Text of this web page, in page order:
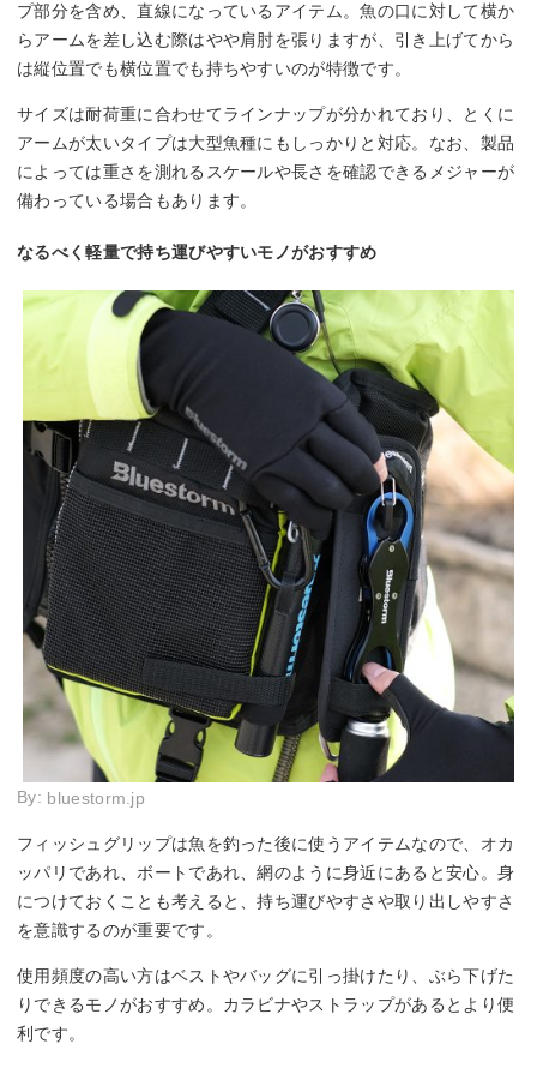
プ部分を含め、直線になっているアイテム。魚の口に対して横か
らアームを差し込む際はやや肩肘を張りますが、引き上げてから
は縦位置でも横位置でも持ちやすいのが特徴です。
サイズは耐荷重に合わせてラインナップが分かれており、とくに
アームが太いタイプは大型魚種にもしっかりと対応。なお、製品
によっては重さを測れるスケールや長さを確認できるメジャーが
備わっている場合もあります。
なるべく軽量で持ち運びやすいモノがおすすめ
By: bluestorm.jp
フィッシュグリップは魚を釣った後に使うアイテムなので、オカ
ッパリであれ、ボートであれ、網のように身近にあると安心。身
につけておくことも考えると、持ち運びやすさや取り出しやすさ
を意識するのが重要です。
使用頻度の高い方はベストやバッグに引っ掛けたり、ぶら下げた
りできるモノがおすすめ。カラビナやストラップがあるとより便
利です。